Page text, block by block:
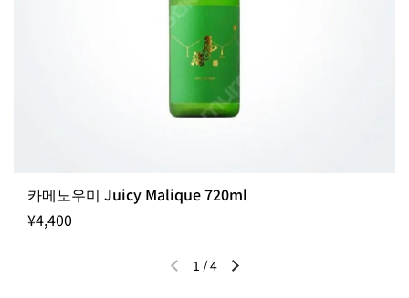
카메노우미 Juicy Malique 720ml
¥4,400
이전 슬라이드다음 슬라이드
1 /4